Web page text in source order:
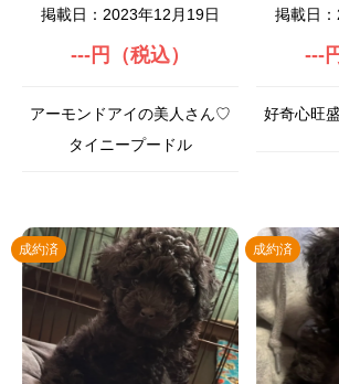
掲載日：2023年12月19日
---円（税込）
アーモンドアイの美人さん♡
タイニープードル
掲載日
---
好奇心旺
成約済 成約済